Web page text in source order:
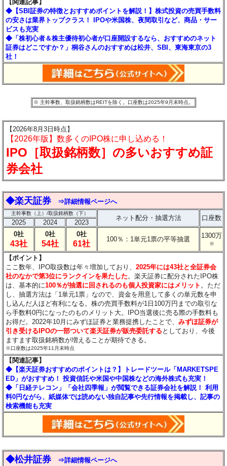
【関連記事】
◆【SBI証券の特徴とおすすめポイントを解説！】株式投資の売買手数料
の安さは業界トップクラス！ IPOや米国株、夜間取引など、商品・サー
ビスも充実
◆「株初心者＆株主優待初心者が口座開設するなら、おすすめのネット
証券はどこですか？」桐谷さんのおすすめは松井、SBI、東海東京の3
社！
※ 主幹事数、取扱銘柄数はREITを除く。口座数は2025年9月末時点。
【2026年8月3日時点】
【2026年版】数多くのIPO株に申し込める！
IPO［取扱銘柄数］の多いおすすめ証
券会社
◆楽天証券 ⇒詳細情報ページへ
主幹事数（上）/取扱銘柄数（下）
ネット配分・抽選方法 口座数
2025 2024
2023
0社
43社
0社
54社
0社
61社
100％：1単元1票の平等抽選 1300万
※
【ポイント】
ここ数年、IPO取扱数は年々増加しており、2025年には43社と全証券会
社のなかで第3位にランクインを果たした。楽天証券に配分されたIPO株
は、基本的に100％が抽選に回されるのも個人投資家にはメリット 。ただ
し、抽選方法は「1単元1票」なので、資金を用意して多くの単元数を申
し込んだ人ほど有利になる。株の売買手数料が1日100万円までの取引な
ら手数料0円になったのものメリット大。IPO当選後に売る際の手数料も
お得だ。2022年10月にみずほ証券と業務提携したことで、みずほ証券が
引き受けるIPOの一部ついて楽天証券が販売委託する としており、今後
ますます取扱銘柄数が増えることが期待できる。
※口座数は2025年11月末時点
【関連記事】
◆【楽天証券おすすめのポイントは？】トレードツール「MARKETSPE
ED」がおすすめ！ 投資信託や米国や中国株などの海外株式も充実！
◆「日経テレコン」「会社四季報」が閲覧できる証券会社を解説！ 利用
料0円ながら、紙媒体では読めない独自記事や先行情報を掲載し、記事の
検索機能も充実
◆松井証券 ⇒詳細情報ページへ